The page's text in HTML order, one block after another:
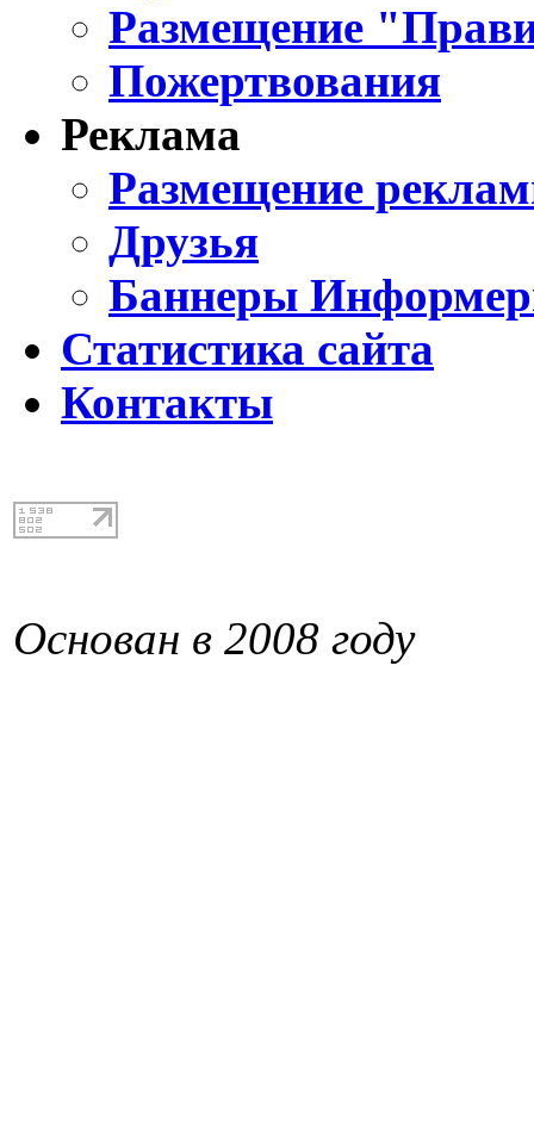
Размещение
Пожертвования
Реклама
Размещение
Друзья
Баннеры
Статистика сайта
Контакты
Основан в 2008 году